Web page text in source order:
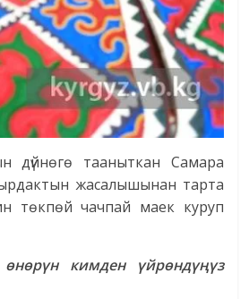
дүйнөгө тааныткан Самара
жасалышынан тарта
төкпөй чачпай маек куруп
кимден үйрөндүңүз